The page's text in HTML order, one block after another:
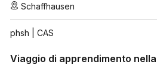
Schaffhausen
phsh | CAS
Viaggio di apprendimento